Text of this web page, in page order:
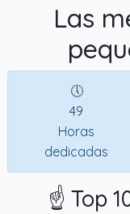
Las
🕔
49
Horas
dedicadas
☝️ Top